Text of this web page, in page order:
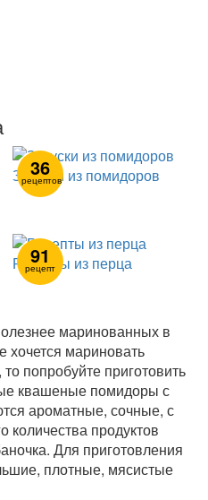
36
рецептов
Закуски из помидоров
91
рецепт
Рецепты из перца
маринованных в
хочется мариновать
попробуйте приготовить
квашеные помидоры с
ароматные, сочные, с
количества продуктов
Для приготовления
плотные, мясистые